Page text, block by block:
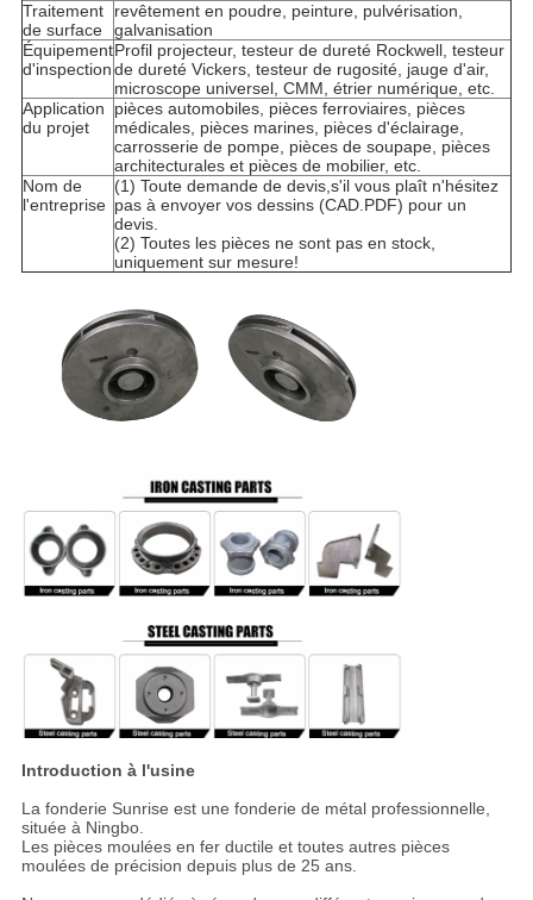
Traitement
de surface
revêtement en poudre, peinture, pulvérisation,
galvanisation
Équipement
d'inspection
Profil projecteur, testeur de dureté Rockwell, testeur
de dureté Vickers, testeur de rugosité, jauge d'air,
microscope universel, CMM, étrier numérique, etc.
Application
du projet
pièces automobiles, pièces ferroviaires, pièces
médicales, pièces marines, pièces d'éclairage,
carrosserie de pompe, pièces de soupape, pièces
architecturales et pièces de mobilier, etc.
Nom de
l'entreprise
(1) Toute demande de devis,s'il vous plaît n'hésitez
pas à envoyer vos dessins (CAD.PDF) pour un
devis.
(2) Toutes les pièces ne sont pas en stock,
uniquement sur mesure!
Introduction à l'usine
La fonderie Sunrise est une fonderie de métal professionnelle,
située à Ningbo.
Les pièces moulées en fer ductile et toutes autres pièces
moulées de précision depuis plus de 25 ans.